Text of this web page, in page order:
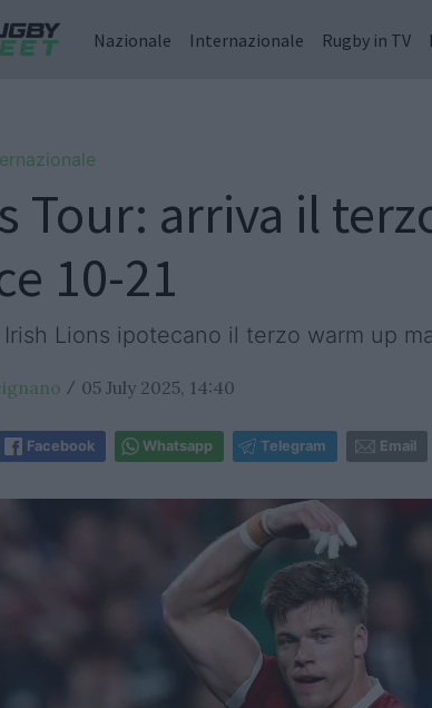
Nazionale Internazionale Rugby in TV
Tour: arriva il
10-21
Irish Lions ipotecano il terzo warm up
/ 05 July 2025, 14:40
Facebook Whatsapp Telegram Email